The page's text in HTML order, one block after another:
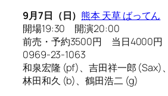
9月7日（日）熊本 天草 ばってん
開場19:30 開演20:00
前売・予約3500円 当日4000円
0969-23-1063
和泉宏隆 (pf)、吉田祥一郎 (Sax)
林田和久 (b)、鶴田浩二 (g)